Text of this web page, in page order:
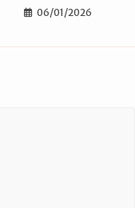
06/01/2026